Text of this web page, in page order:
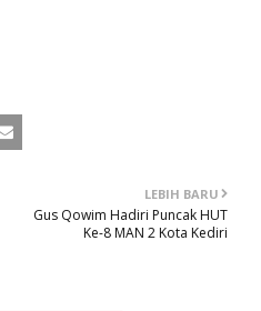
LEBIH BARU
Gus Qowim Hadiri Puncak HUT
Ke-8 MAN 2 Kota Kediri